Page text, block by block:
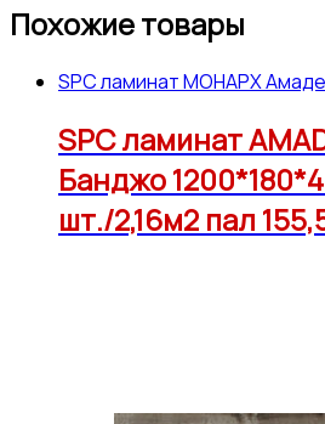
Похожие товары
SPC ламинат МОНАРХ
SPC ламинат
Банджо
шт./2,16м2 пал